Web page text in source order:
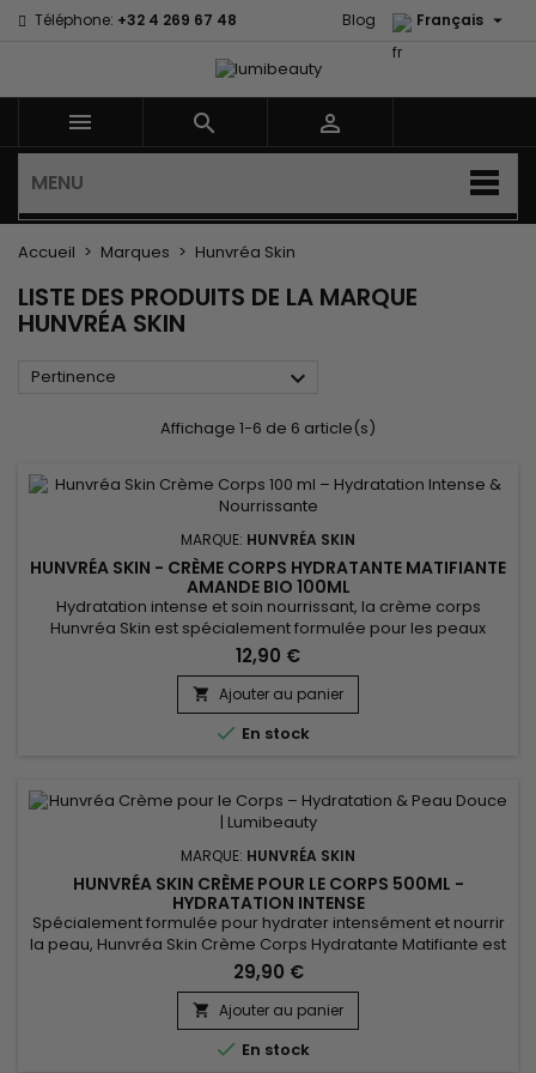
Téléphone: +32 4 269 67 48 Français 
Blog
  
MENU
Accueil Marques Hunvréa Skin
LISTE DES PRODUITS DE LA MARQUE
HUNVRÉA SKIN
Pertinence 
Affichage 1-6 de 6 article(s)
MARQUE: HUNVRÉA SKIN
HUNVRÉA SKIN - CRÈME CORPS HYDRATANTE MATIFIANTE
AMANDE BIO 100ML
Hydratation intense et soin nourrissant, la crème corps
Hunvréa Skin est spécialement formulée pour les peaux
sèches et sensibles. Sa texture légère pénètre rapidement
sans laisser de film gras, apportant douceur et confort tout
au long de la journée. Enrichie en ingrédients naturels et
actifs apaisants, elle aide à renforcer la barrière cutanée, à...
12,90 €
 Ajouter au panier
 En stock
MARQUE: HUNVRÉA SKIN
HUNVRÉA SKIN CRÈME POUR LE CORPS 500ML -
HYDRATATION INTENSE
Spécialement formulée pour hydrater intensément et nourrir
la peau, Hunvréa Skin Crème Corps Hydratante Matifiante est
idéale pour retrouver une peau douce, souple et
éclatante.&nbsp; Sa texture onctueuse pénètre rapidement
sans laisser de film gras, tout en renforçant la barrière
cutanée. Parfaite pour tous les types de peaux, cette crème
hydratante pour...
29,90 €
 Ajouter au panier
 En stock